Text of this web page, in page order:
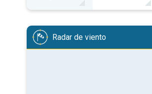
Radar de viento